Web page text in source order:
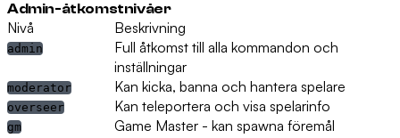
Admin-åtkomstnivåer
Nivå Beskrivning
admin
Full åtkomst till alla kommandon och
inställningar
moderator Kan kicka, banna och hantera spelare
overseer Kan teleportera och visa spelarinfo
gm Game Master - kan spawna föremål